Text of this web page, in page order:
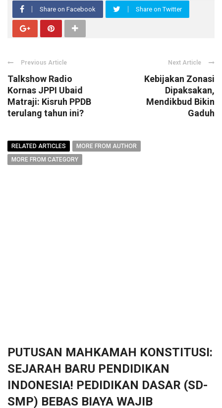
Share on Facebook Share on Twitter
Previous Article
Talkshow Radio
Kornas JPPI Ubaid
Matraji: Kisruh PPDB
terulang tahun ini?
Next Article
Kebijakan Zonasi
Dipaksakan,
Mendikbud Bikin
Gaduh
RELATED ARTICLES
MORE FROM AUTHOR
MORE FROM CATEGORY
PUTUSAN MAHKAMAH KONSTITUSI:
SEJARAH BARU PENDIDIKAN
INDONESIA! PEDIDIKAN DASAR (SD-
SMP) BEBAS BIAYA WAJIB